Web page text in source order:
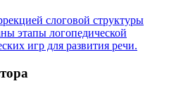
слоговой структуры
этапы логопедической
игр для развития речи.